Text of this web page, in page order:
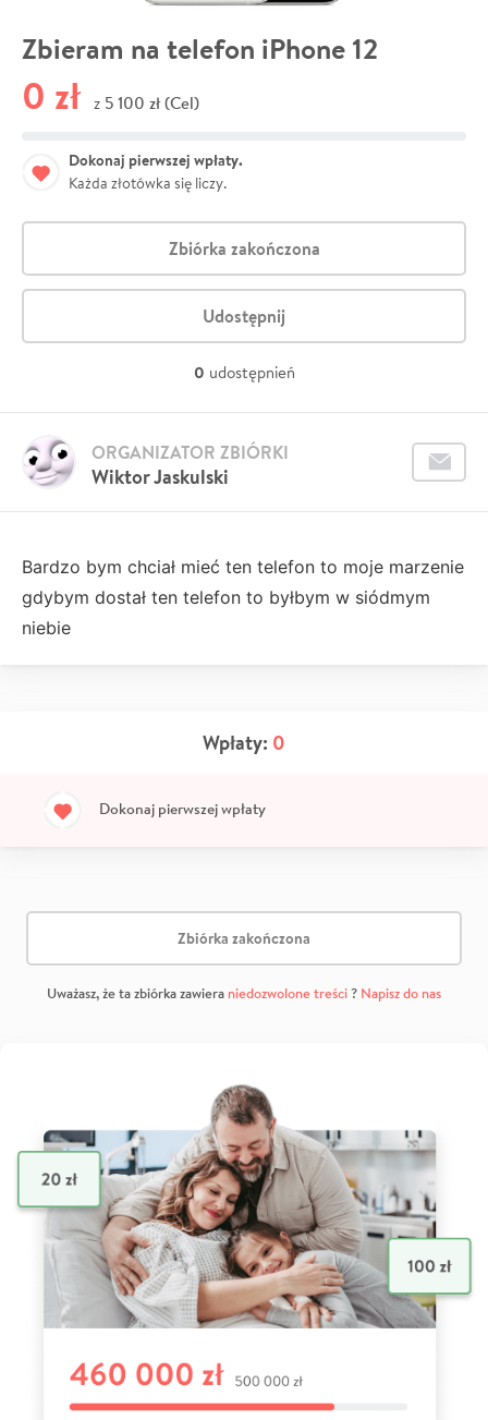
Zbieram na telefon iPhone 12
0 zł z 5 100 zł (Cel)
Dokonaj pierwszej wpłaty.
Każda złotówka się liczy.
Zbiórka zakończona
Udostępnij
0 udostępnień
Wiktor Jaskulski
ORGANIZATOR ZBIÓRKI
Bardzo bym chciał mieć ten telefon to moje marzenie
gdybym dostał ten telefon to byłbym w siódmym
niebie
Wpłaty: 0
Dokonaj pierwszej wpłaty
Zbiórka zakończona
Uważasz, że ta zbiórka zawiera niedozwolone treści? Napisz do nas